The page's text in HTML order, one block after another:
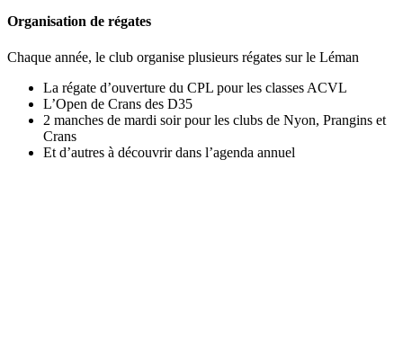
Organisation de régates
Chaque année, le club organise plusieurs régates sur le Léman
La régate d’ouverture du CPL pour les classes ACVL
L’Open de Crans des D35
2 manches de mardi soir pour les clubs de Nyon, Prangins et
Crans
Et d’autres à découvrir dans l’agenda annuel